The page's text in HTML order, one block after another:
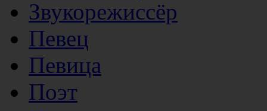
Звукорежиссёр
Певец
Певица
Поэт